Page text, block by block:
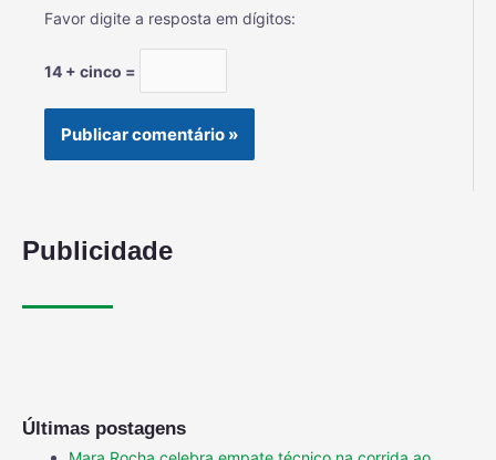
Favor digite a resposta em dígitos:
14 + cinco =
Publicidade
Últimas postagens